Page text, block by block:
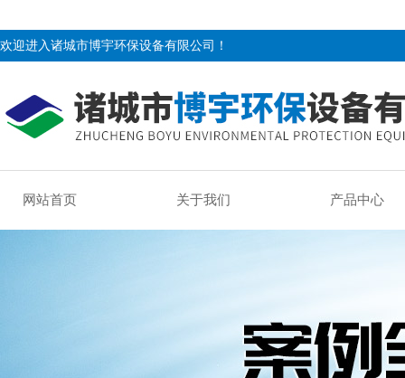
欢迎进入诸城市博宇环保设备有限公司！
网站首页 关于我们 产品中心